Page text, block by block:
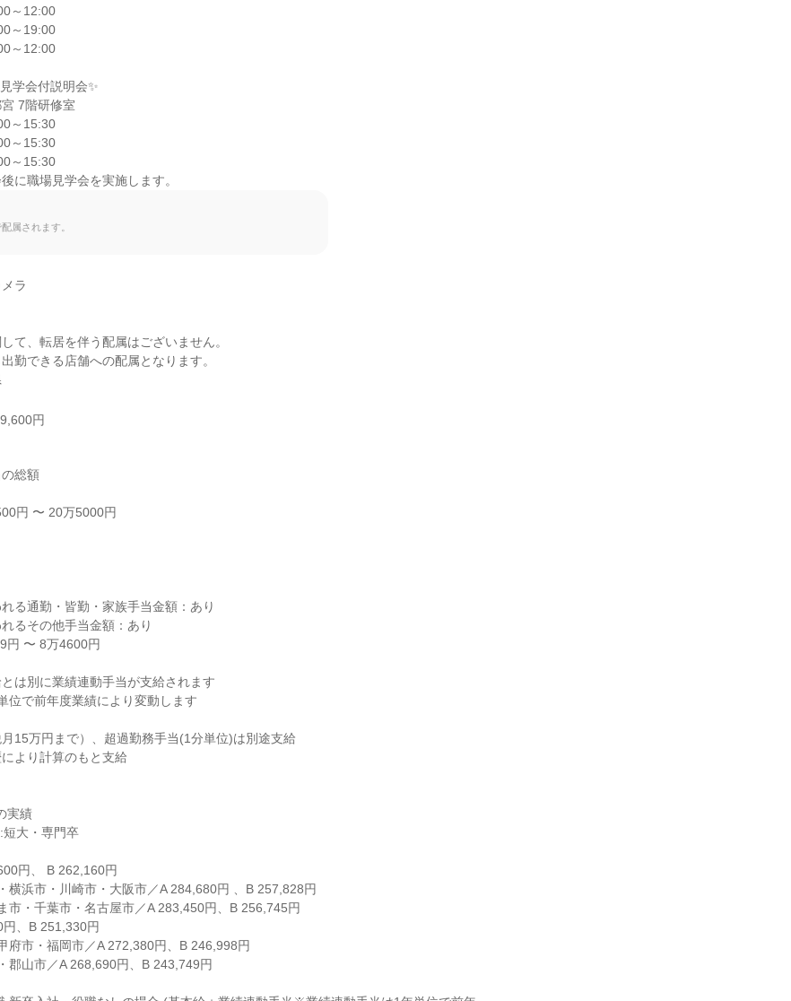
～12:00
～19:00
～12:00
学会付説明会✨
7階研修室
～15:30
～15:30
～15:30
に職場見学会を実施します。
属されます。
ラ
て、転居を伴う配属はございません。
勤できる店舗への配属となります。
円
総額
円 〜 20万5000円
る通勤・皆勤・家族手当金額：あり
るその他手当金額：あり
円 〜 8万4600円
は別に業績連動手当が支給されます
位で前年度業績により変動します
15万円まで）、超過勤務手当(1分単位)は別途支給
より計算のもと支給
実績
大・専門卒
円、 B 262,160円
横浜市・川崎市・大阪市／A 284,680円 、B 257,828円
市・千葉市・名古屋市／A 283,450円、B 256,745円
、B 251,330円
府市・福岡市／A 272,380円、B 246,998円
郡山市／A 268,690円、B 243,749円